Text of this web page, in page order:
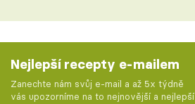
Nejlepší recepty e-mailem
Zanechte nám svůj e-mail a až 5x týdně
vás upozorníme na to nejnovější a nejlepší